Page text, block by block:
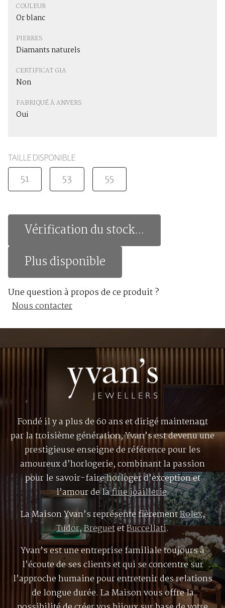
COULEUR
Or blanc
PIERRES
Diamants naturels
CERTIFICAT GIA
Non
FABRIQUÉ À ANVERS
Oui
TAILLE DISPONIBLE
51 53 55
Vérification du stock...
Plus disponible
Une question à propos de ce produit ?
Nous contacter
Fondé il y a plus de 60 ans et dirigé maintenant
par la troisième génération, Yvan’s est devenu une
prestigieuse enseigne de référence pour les
amoureux d’horlogerie, combinant la passion
pour le savoir-faire horloger d’exception et
l’amour de lafine joaillerie.
La Maison Yvan’s représente fièrementRolex,
Tudor,BreguetetBuccellati.
Yvan’s est une entreprise familiale toujours à
l’écoute de ses clients et qui se concentre sur
l’approche humaine pour entretenir des relations
de longue durée. La Maison vous offre la